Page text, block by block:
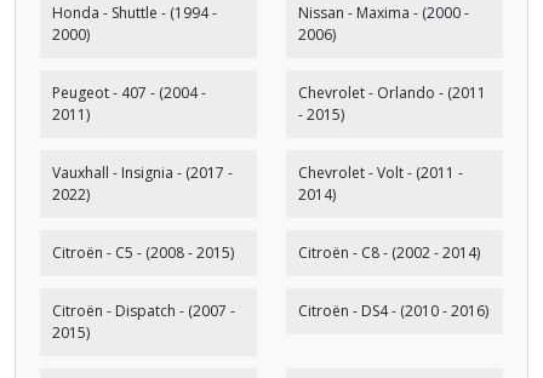
Honda - Shuttle - (1994 -
2000)
Nissan - Maxima - (2000 -
2006)
Peugeot - 407 - (2004 -
2011)
Chevrolet - Orlando - (2011
- 2015)
Vauxhall - Insignia - (2017 -
2022)
Chevrolet - Volt - (2011 -
2014)
Citroën - C5 - (2008 - 2015) Citroën - C8 - (2002 - 2014)
Citroën - Dispatch - (2007 -
2015)
Citroën - DS4 - (2010 - 2016)